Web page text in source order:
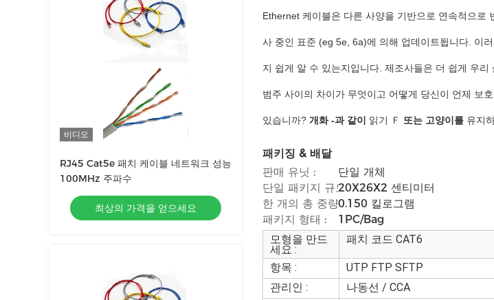
비디오
RJ45 Cat5e 패치 케이블 네트워크 성능
100MHz 주파수
최상의 가격을 얻으세요
Ethernet 케이블은 다른 사양을 기반으로 연속적으로
사 중인 표준 (eg 5e, 6a)에 의해 업데이트됩니다. 이
지 쉽게 알 수 있는지입니다. 제조사들은 더 쉽게 우
범주 사이의 차이가 무엇이고 어떻게 당신이 언제 보
있습니까? 개화 -과 같이 읽기 Ｆ 또는 고양이를 유지
패키징 & 배달
판매 유닛 :
단일 개체
단일 패키지 규모 :20X26X2 센티미터
한 개의 총 중량 :0.150 킬로그램
패키지 형태 :
1PC/Bag
모형을 만드
세요 :
패치 코드 CAT6
항목 :
UTP FTP SFTP
관리인 :
나동선 / CCA